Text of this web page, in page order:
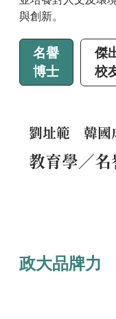
與創新。
名譽
博士
傑
校
教育學／名
劉址範 韓國
政大品牌力